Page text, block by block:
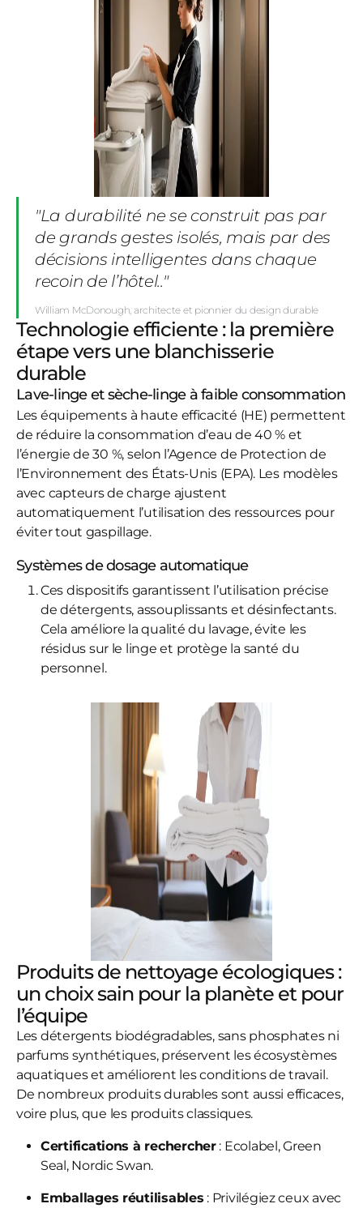
"La durabilité ne se construit pas par
de grands gestes isolés, mais par des
décisions intelligentes dans chaque
recoin de l’hôtel.."
William McDonough, architecte et pionnier du design durable
Technologie efficiente : la première
étape vers une blanchisserie
durable
Lave-linge et sèche-linge à faible consommation
Les équipements à haute efficacité (HE) permettent
de réduire la consommation d’eau de 40 % et
l’énergie de 30 %, selon l’Agence de Protection de
l’Environnement des États-Unis (EPA). Les modèles
avec capteurs de charge ajustent
automatiquement l’utilisation des ressources pour
éviter tout gaspillage.
Systèmes de dosage automatique
Ces dispositifs garantissent l’utilisation précise
de détergents, assouplissants et désinfectants.
Cela améliore la qualité du lavage, évite les
résidus sur le linge et protège la santé du
personnel.
Produits de nettoyage écologiques :
un choix sain pour la planète et pour
l’équipe
Les détergents biodégradables, sans phosphates ni
parfums synthétiques, préservent les écosystèmes
aquatiques et améliorent les conditions de travail.
De nombreux produits durables sont aussi efficaces,
voire plus, que les produits classiques.
Certifications à rechercher: Ecolabel, Green
Seal, Nordic Swan.
Emballages réutilisables : Privilégiez ceux avec